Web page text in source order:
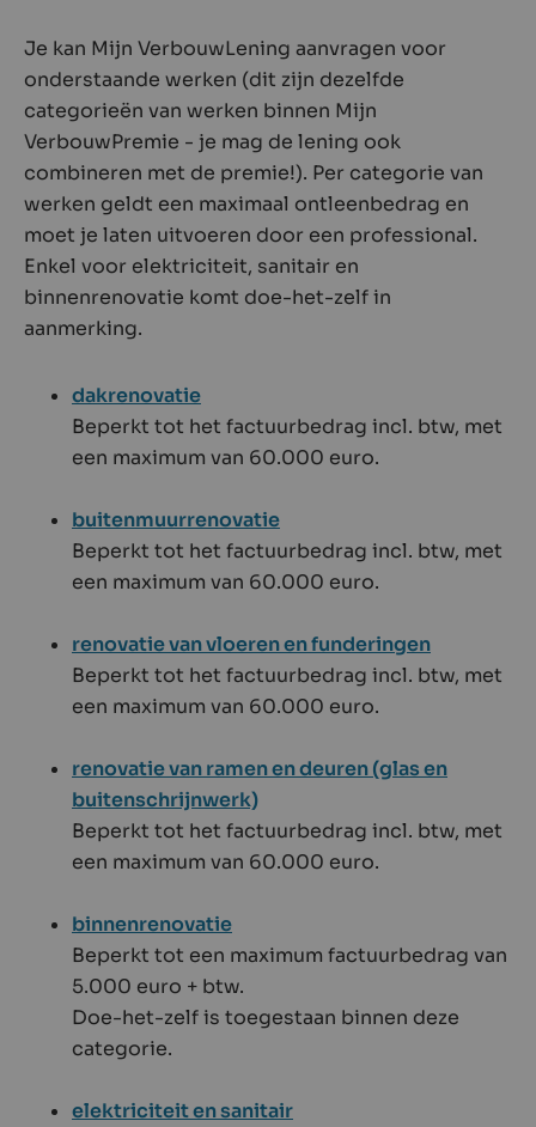
Je kan Mijn VerbouwLening aanvragen voor
onderstaande werken (dit zijn dezelfde
categorieën van werken binnen Mijn
VerbouwPremie - je mag de lening ook
combineren met de premie!). Per categorie van
werken geldt een maximaal ontleenbedrag en
moet je laten uitvoeren door een professional.
Enkel voor elektriciteit, sanitair en
binnenrenovatie komt doe-het-zelf in
aanmerking.
dakrenovatie
Beperkt tot het factuurbedrag incl. btw, met
een maximum van 60.000 euro.
buitenmuurrenovatie
Beperkt tot het factuurbedrag incl. btw, met
een maximum van 60.000 euro.
renovatie van vloeren en funderingen
Beperkt tot het factuurbedrag incl. btw, met
een maximum van 60.000 euro.
renovatie van ramen en deuren (glas en
buitenschrijnwerk)
Beperkt tot het factuurbedrag incl. btw, met
een maximum van 60.000 euro.
binnenrenovatie
Beperkt tot een maximum factuurbedrag van
5.000 euro + btw.
Doe-het-zelf is toegestaan binnen deze
categorie.
elektriciteit en sanitair